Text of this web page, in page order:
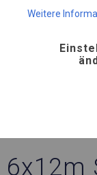
6x12m
Weitere